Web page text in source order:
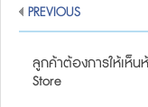
PREVIOUS
ลูกค้าต้องการให้เห็น
Store